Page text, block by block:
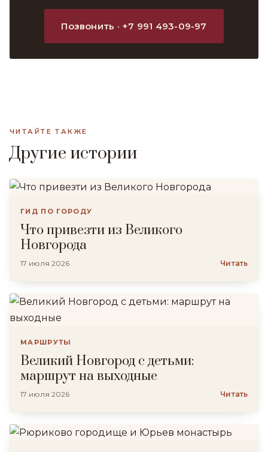
Позвонить · +7 991 493-09-97
ЧИТАЙТЕ ТАКЖЕ
Другие истории
ГИД ПО ГОРОДУ
Что привезти из Великого
Новгорода
17 июля 2026 Читать
МАРШРУТЫ
Великий Новгород с детьми:
маршрут на выходные
17 июля 2026 Читать